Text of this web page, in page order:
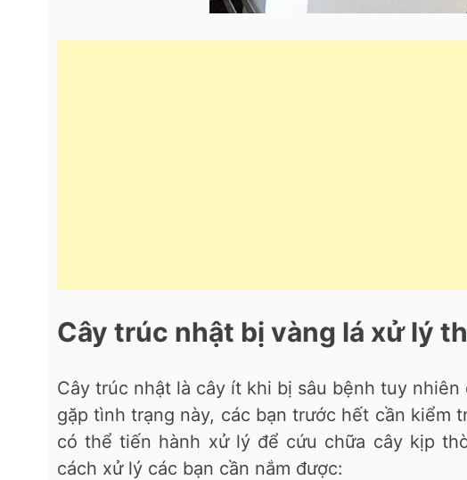
Cây trúc nhật bị vàng lá xử lý
Cây trúc nhật là cây ít khi bị sâu bệnh tuy
gặp tình trạng này, các bạn trước hết cần kiểm
có thể tiến hành xử lý để cứu chữa cây kịp
cách xử lý các bạn cần nắm được: